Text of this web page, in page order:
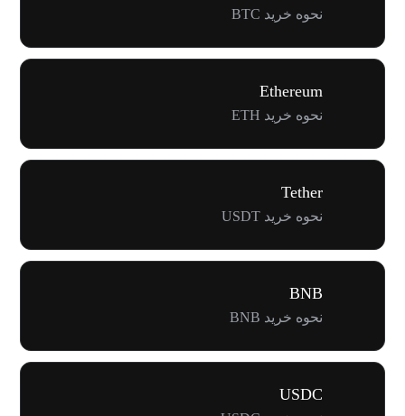
نحوه خرید BTC
Ethereum
نحوه خرید ETH
Tether
نحوه خرید USDT
BNB
نحوه خرید BNB
USDC